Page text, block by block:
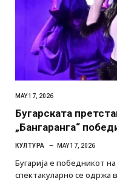
MAY 17, 2026
Бугарската
„Бангаранга“
КУЛТУРА MAY 17, 2026
Бугарија е победникот
спектакуларно се одржа